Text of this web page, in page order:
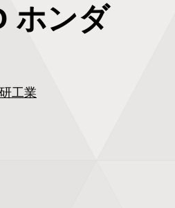
ホンダ
工業